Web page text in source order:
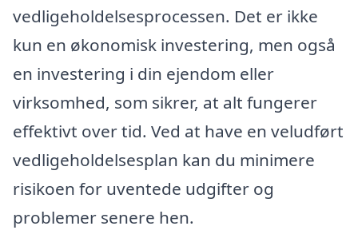
vedligeholdelsesprocessen. Det er ikke
kun en økonomisk investering, men også
en investering i din ejendom eller
virksomhed, som sikrer, at alt fungerer
effektivt over tid. Ved at have en veludført
vedligeholdelsesplan kan du minimere
risikoen for uventede udgifter og
problemer senere hen.